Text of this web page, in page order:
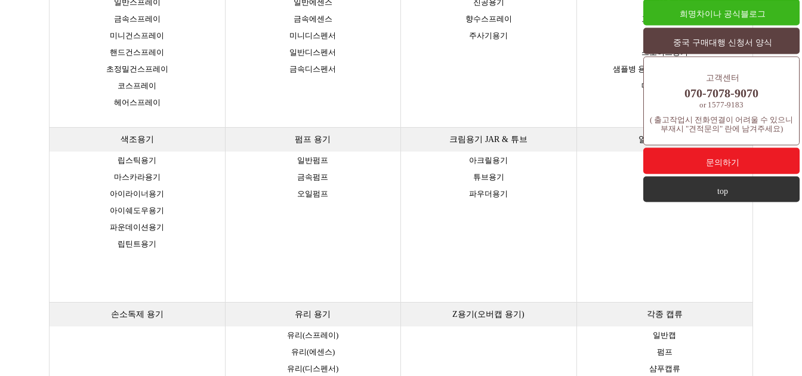
희명차이나 공식블로그
중국 구매대행 신청서 양식
고객센터
070-7078-9070
or 1577-9183
( 출고작업시 전화연결이 어려울 수 있으니
부재시 "견적문의" 란에 남겨주세요)
문의하기
top
일반스프레이
금속스프레이
미니건스프레이
핸드건스프레이
초정밀건스프레이
코스프레이
헤어스프레이
일반에센스
금속에센스
미니디스펜서
일반디스펜서
금속디스펜서
진공용기
향수스프레이
주사기용기
오일용기
고급기초용기
스포이드용기
샘플병 용기(바이알,시공,앰플)
매니큐어용기
롤용기
색조용기
립스틱용기
마스카라용기
아이라이너용기
아이쉐도우용기
파운데이션용기
립틴트용기
펌프 용기
일반펌프
금속펌프
오일펌프
크림용기 JAR & 튜브
아크릴용기
튜브용기
파우더용기
알루미늄 용기
손소독제 용기 유리 용기
유리(스프레이)
유리(에센스)
유리(디스펜서)
Z용기(오버캡 용기) 각종 캡류
일반캡
펌프
샴푸캡류